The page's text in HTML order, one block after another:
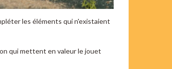
les éléments qui n'existaient
qui mettent en valeur le jouet